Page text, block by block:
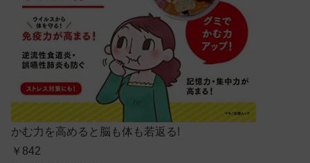
かむ力を高めると脳も体も若返る!
￥842